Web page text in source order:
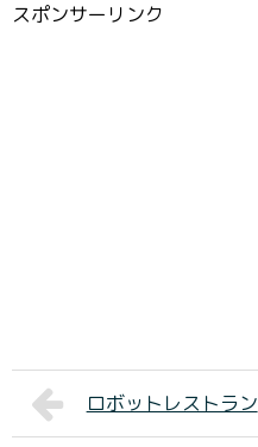
スポンサーリンク
ロボットレストラン